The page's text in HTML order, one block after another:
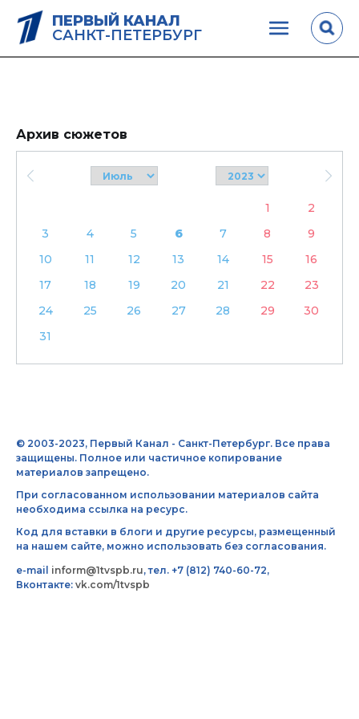
ПЕРВЫЙ КАНАЛ
САНКТ-ПЕТЕРБУРГ
Архив сюжетов
1
2
3
4 5 6 7 8
9
10
11 12 13 14 15
16
17
18 19 20 21 22
23
24
25 26 27 28 29
30
31
© 2003-2023, Первый Канал - Санкт-Петербург. Все права
защищены. Полное или частичное копирование
материалов запрещено.
При согласованном использовании материалов сайта
необходима ссылка на ресурс.
Код для вставки в блоги и другие ресурсы, размещенный
на нашем сайте, можно использовать без согласования.
e-mail inform@1tvspb.ru, тел. +7 (812) 740-60-72,
Вконтакте: vk.com/1tvspb